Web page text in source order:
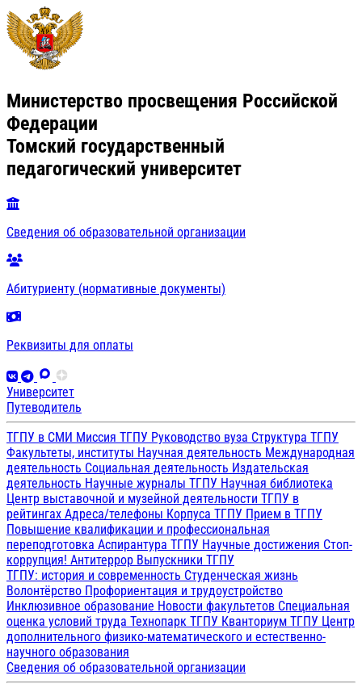
Министерство просвещения Российской
Федерации
Томский государственный
педагогический университет
Сведения об образовательной организации
Абитуриенту (нормативные документы)
Реквизиты для оплаты
Университет
Путеводитель
ТГПУ в СМИ Миссия ТГПУ Руководство вуза Структура ТГПУ
Факультеты, институты Научная деятельность Международная
деятельность Социальная деятельность Издательская
деятельность Научные журналы ТГПУ Научная библиотека
Центр выставочной и музейной деятельности ТГПУ в
рейтингах Адреса/телефоны Корпуса ТГПУ Прием в ТГПУ
Повышение квалификации и профессиональная
переподготовка Аспирантура ТГПУ Научные достижения Стоп-
коррупция! Антитеррор Выпускники ТГПУ
ТГПУ: история и современность Студенческая жизнь
Волонтёрство Профориентация и трудоустройство
Инклюзивное образование Новости факультетов Специальная
оценка условий труда Технопарк ТГПУ Кванториум ТГПУ Центр
дополнительного физико-математического и естественно-
научного образования
Сведения об образовательной организации